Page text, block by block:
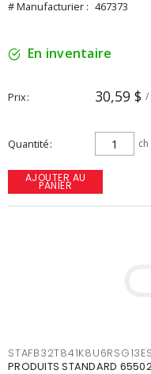
# Manufacturier : 467373
En inventaire
Prix 30,59 $ /
Quantité ch
AJOUTER AU
PANIER
PRODUITS STANDARD